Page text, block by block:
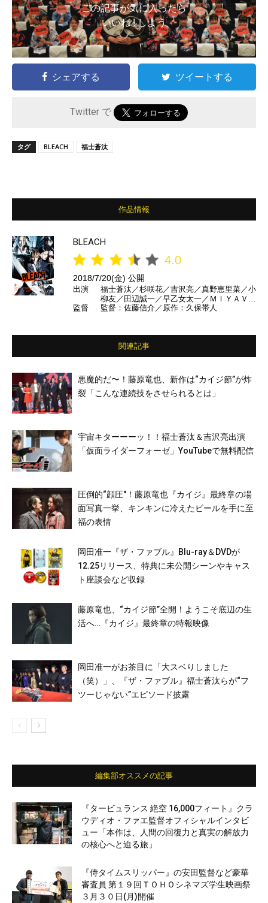
この記事が気に入ったら
いいね ! しよう
シェアする ツイートする
Twitter で
タグ BLEACH 福士蒼汰
作品情報
BLEACH
4.0
2018/7/20(金) 公開
出演
福士蒼汰／杉咲花／吉沢亮／真野恵里菜／小
柳友／田辺誠一／早乙女太一／ＭＩＹＡＶＩ
／長澤まさみ／江口洋介 ほか
監督 監督：佐藤信介／原作：久保帯人
関連記事
悪魔的だ〜！藤原竜也、新作は“カイジ節”が炸
裂「こんな連続技をさせられるとは」
宇宙キターーーッ！！福士蒼汰＆吉沢亮出演
「仮面ライダーフォーゼ」YouTubeで無料配信
圧倒的“顔圧″！藤原竜也『カイジ』最終章の場
面写真一挙、キンキンに冷えたビールを手に至
福の表情
岡田准一『ザ・ファブル』Blu-ray＆DVDが
12.25リリース、特典に未公開シーンやキャス
ト座談会など収録
藤原竜也、“カイジ節”全開！ようこそ底辺の生
活へ…『カイジ』最終章の特報映像
岡田准一がお茶目に「大スベりしました
（笑）」、『ザ・ファブル』福士蒼汰らが“フ
ツーじゃない”エピソード披露
編集部オススメの記事
『タービュランス 絶空 16,000フィート』クラ
ウディオ・ファエ監督オフィシャルインタビ
ュー「本作は、人間の回復力と真実の解放力
の核心へと迫る旅」
『侍タイムスリッパー』の安田監督など豪華
審査員 第１９回ＴＯＨＯシネマズ学生映画祭
３月３０日(月)開催